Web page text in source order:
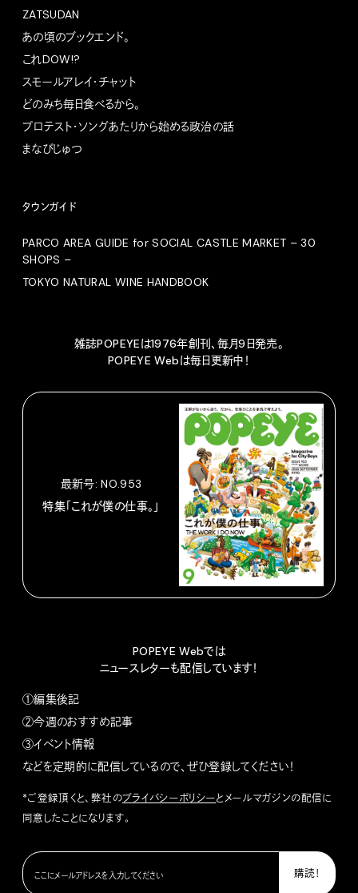
ZATSUDAN
あの頃のブックエンド。
これDOW!?
スモールアレイ・チャット
どのみち毎日食べるから。
プロテスト・ソングあたりから始める政治の話
まなびじゅつ
タウンガイド
PARCO AREA GUIDE for SOCIAL CASTLE MARKET – 30
SHOPS –
TOKYO NATURAL WINE HANDBOOK
雑誌POPEYEは1976年創刊、毎月9日発売。
POPEYE Webは毎日更新中！
最新号: NO.953
特集「これが僕の仕事。」
POPEYE Webでは
ニュースレターも配信しています！
①編集後記
②今週のおすすめ記事
③イベント情報
などを定期的に配信しているので、ぜひ登録してください！
*ご登録頂くと、弊社のプライバシーポリシーとメールマガジンの配信に
同意したことになります。